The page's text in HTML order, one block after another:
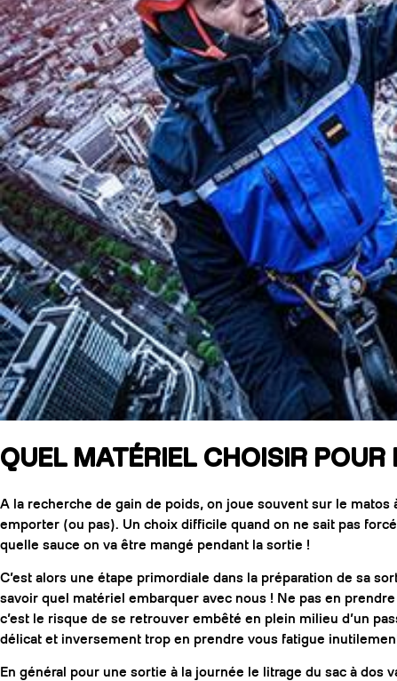
QUEL MATÉRIEL CHOISIR
A la recherche de gain de poids, on joue souvent sur le matos
emporter (ou pas). Un choix difficile quand on ne sait pas
quelle sauce on va être mangé pendant la sortie !
C’est alors une étape primordiale dans la préparation de sa
savoir quel matériel embarquer avec nous ! Ne pas en prendre
c’est le risque de se retrouver embêté en plein milieu d’un
délicat et inversement trop en prendre vous fatigue
En général pour une sortie à la journée le litrage du sac à dos